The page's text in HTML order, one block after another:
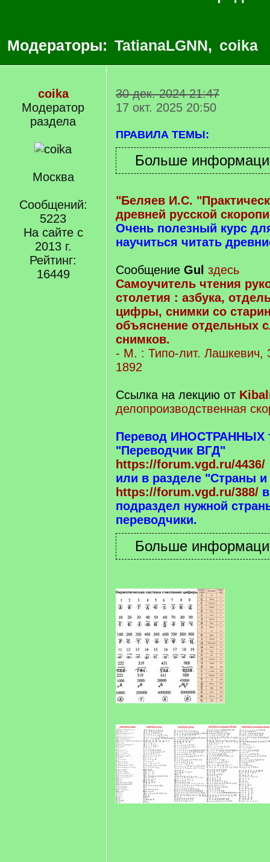
Модераторы: TatianaLGNN, coika
coika
Модератор
раздела
Москва
Сообщений:
5223
На сайте с
2013 г.
Рейтинг:
16449
30 дек. 2024 21:47
17 окт. 2025 20:50
ПРАВИЛА ТЕМЫ:
"Беляев И.С.
древней русской
Очень полезный курс
научиться читать
Сообщение Gul здесь
Самоучитель чтения
столетия : азбука,
цифры, снимки со
объяснение отдельных
снимков.
- М. : Типо-лит. Лашкевич,
1892
Ссылка на лекцию от
делопроизводственная
Перевод ИНОСТРАННЫХ
"Переводчик ВГД"
https://forum.vgd.ru/4436/
или в разделе "Страны
https://forum.vgd.ru/388/
подраздел нужной
переводчики.